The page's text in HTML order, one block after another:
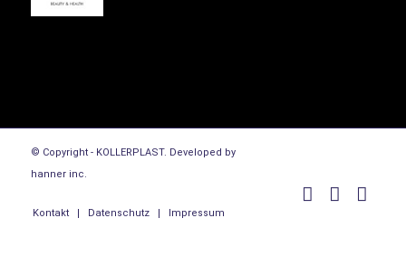
© Copyright - KOLLERPLAST. Developed by
hanner inc.
Kontakt Datenschutz Impressum